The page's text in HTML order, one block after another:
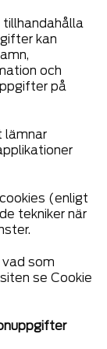
kan
och
på
lämnar
(enligt
tekniker när
som
se Cookie